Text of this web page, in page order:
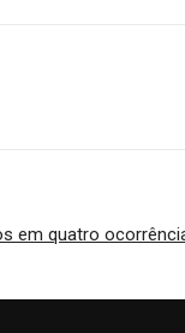
em quatro